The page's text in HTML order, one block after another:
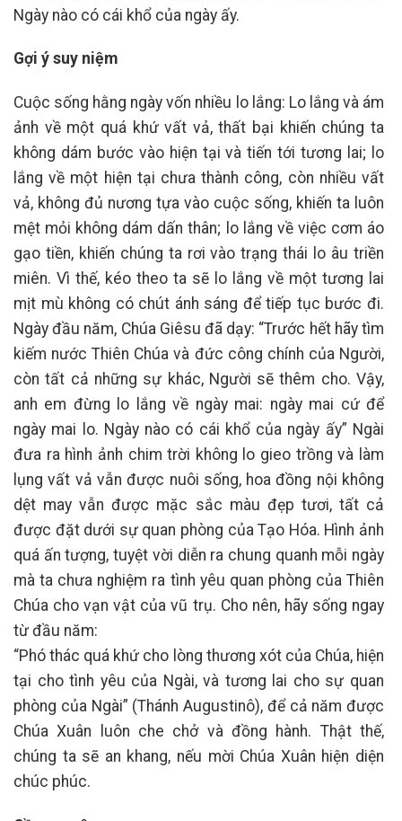
Ngày nào có cái khổ của ngày ấy.
Gợi ý suy niệm
Cuộc sống hằng ngày vốn nhiều lo lắng: Lo lắng và ám
ảnh về một quá khứ vất vả, thất bại khiến chúng ta
không dám bước vào hiện tại và tiến tới tương lai; lo
lắng về một hiện tại chưa thành công, còn nhiều vất
vả, không đủ nương tựa vào cuộc sống, khiến ta luôn
mệt mỏi không dám dấn thân; lo lắng về việc cơm áo
gạo tiền, khiến chúng ta rơi vào trạng thái lo âu triền
miên. Vì thế, kéo theo ta sẽ lo lắng về một tương lai
mịt mù không có chút ánh sáng để tiếp tục bước đi.
Ngày đầu năm, Chúa Giêsu đã dạy: “Trước hết hãy tìm
kiếm nước Thiên Chúa và đức công chính của Người,
còn tất cả những sự khác, Người sẽ thêm cho. Vậy,
anh em đừng lo lắng về ngày mai: ngày mai cứ để
ngày mai lo. Ngày nào có cái khổ của ngày ấy” Ngài
đưa ra hình ảnh chim trời không lo gieo trồng và làm
lụng vất vả vẫn được nuôi sống, hoa đồng nội không
dệt may vẫn được mặc sắc màu đẹp tươi, tất cả
được đặt dưới sự quan phòng của Tạo Hóa. Hình ảnh
quá ấn tượng, tuyệt vời diễn ra chung quanh mỗi ngày
mà ta chưa nghiệm ra tình yêu quan phòng của Thiên
Chúa cho vạn vật của vũ trụ. Cho nên, hãy sống ngay
từ đầu năm:
“Phó thác quá khứ cho lòng thương xót của Chúa, hiện
tại cho tình yêu của Ngài, và tương lai cho sự quan
phòng của Ngài” (Thánh Augustinô), để cả năm được
Chúa Xuân luôn che chở và đồng hành. Thật thế,
chúng ta sẽ an khang, nếu mời Chúa Xuân hiện diện
chúc phúc.